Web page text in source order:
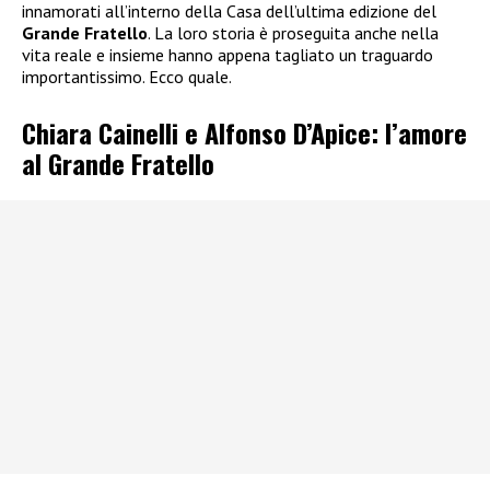
innamorati all’interno della Casa dell’ultima edizione del
Grande Fratello. La loro storia è proseguita anche nella
vita reale e insieme hanno appena tagliato un traguardo
importantissimo. Ecco quale.
Chiara Cainelli e Alfonso D’Apice: l’amore
al Grande Fratello